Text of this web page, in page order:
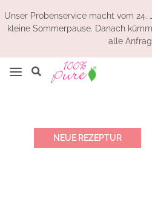
Unser Probenservice macht vom 24.
kleine Sommerpause. Danach
alle
NEUE REZEPTUR